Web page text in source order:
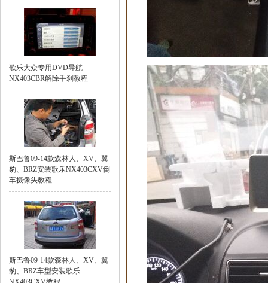
歌乐大众专用DVD导航
NX403CBR解除手刹教程
斯巴鲁09-14款森林人、XV、翼
豹、BRZ安装歌乐NX403CXV倒
车摄像头教程
斯巴鲁09-14款森林人、XV、翼
豹、BRZ车型安装歌乐